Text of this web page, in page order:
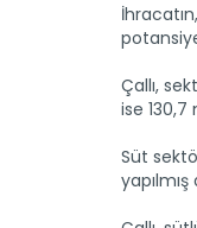
Çallı,
ise
Süt